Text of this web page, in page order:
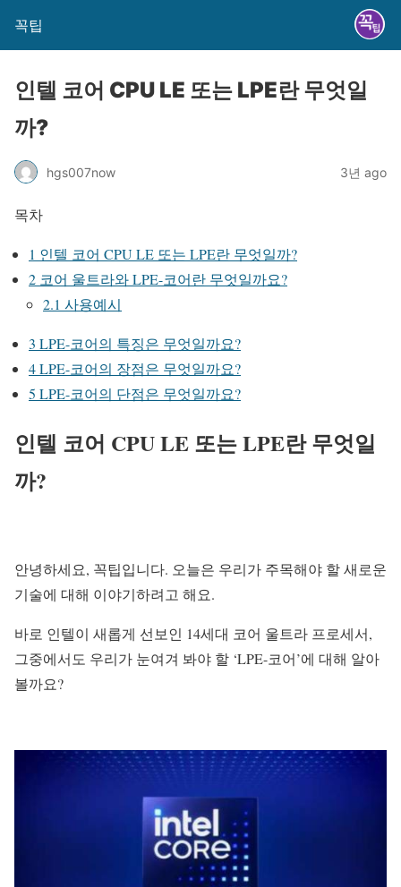
꼭팁
인텔 코어 CPU LE 또는 LPE란 무엇일
까?
hgs007now 3년 ago
목차
1 인텔 코어 CPU LE 또는 LPE란 무엇일까?
2 코어 울트라와 LPE-코어란 무엇일까요?
2.1 사용예시
3 LPE-코어의 특징은 무엇일까요?
4LPE-코어의 장점은 무엇일까요?
5 LPE-코어의 단점은 무엇일까요?
인텔 코어 CPU LE 또는 LPE란 무엇일
까?
안녕하세요, 꼭팁입니다. 오늘은 우리가 주목해야 할 새로운
기술에 대해 이야기하려고 해요.
바로 인텔이 새롭게 선보인 14세대 코어 울트라 프로세서,
그중에서도 우리가 눈여겨 봐야 할 ‘LPE-코어’에 대해 알아
볼까요?